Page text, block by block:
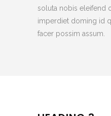
soluta nobis eleifend
imperdiet doming id
facer possim assum.